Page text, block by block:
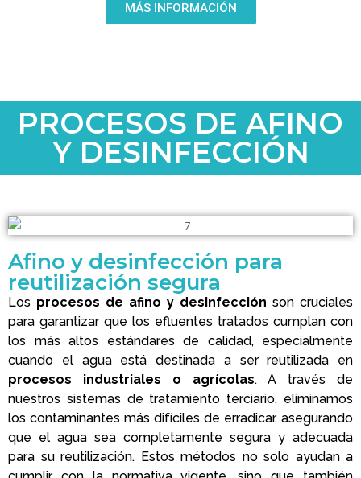
MÁS INFORMACIÓN
PROCESOS DE AFINO
Y DESINFECCIÓN
Afino y desinfección para
reutilización segura
Los procesos de afino y desinfección son cruciales
para garantizar que los efluentes tratados cumplan con
los más altos estándares de calidad, especialmente
cuando el agua está destinada a ser reutilizada en
procesos industriales o agrícolas. A través de
nuestros sistemas de tratamiento terciario, eliminamos
los contaminantes más difíciles de erradicar, asegurando
que el agua sea completamente segura y adecuada
para su reutilización. Estos métodos no solo ayudan a